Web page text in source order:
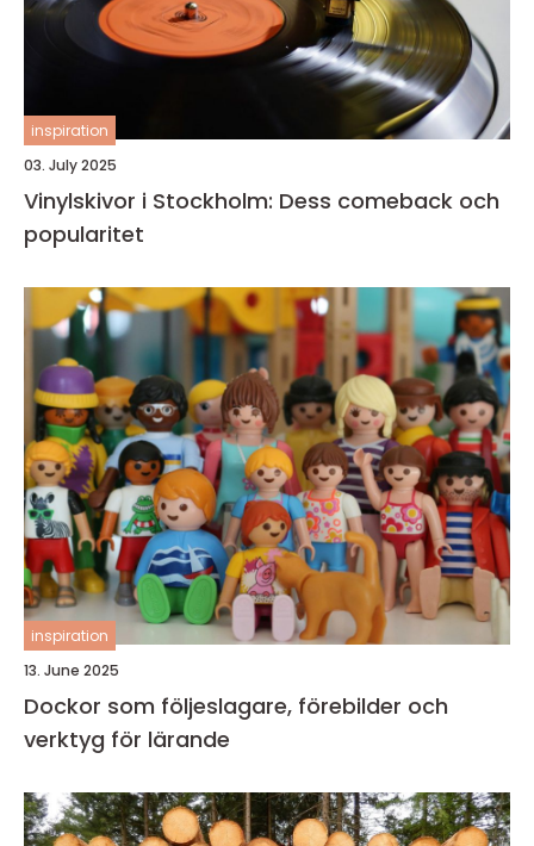
inspiration
03. July 2025
Vinylskivor i Stockholm: Dess comeback och
popularitet
inspiration
13. June 2025
Dockor som följeslagare, förebilder och
verktyg för lärande